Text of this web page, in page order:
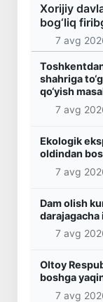
Xorijiy
bog‘liq
7 avg
shahriga
qo‘yish
7 avg
Ekologik
oldindan
7 avg
Dam olish
darajagacha
7 avg
Oltoy
boshga
7 avg